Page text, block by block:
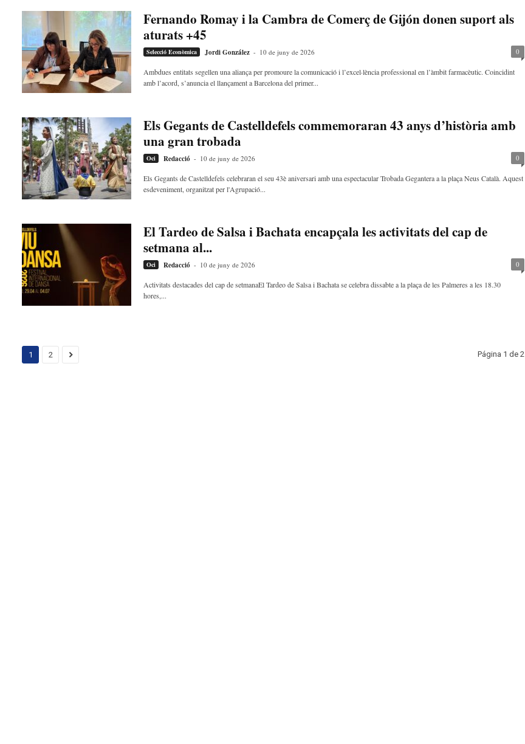
Fernando Romay i la Cambra de Comerç de Gijón donen suport als
aturats +45
Selecció Econòmica Jordi González - 10 de juny de 2026 0
Ambdues entitats segellen una aliança per promoure la comunicació i l’excel·lència professional en l’àmbit farmacèutic. Coincidint
amb l’acord, s’anuncia el llançament a Barcelona del primer...
Els Gegants de Castelldefels commemoraran 43 anys d’història amb
una gran trobada
Oci Redacció - 10 de juny de 2026 0
Els Gegants de Castelldefels celebraran el seu 43è aniversari amb una espectacular Trobada Gegantera a la plaça Neus Català. Aquest
esdeveniment, organitzat per l'Agrupació...
El Tardeo de Salsa i Bachata encapçala les activitats del cap de
setmana al...
Oci Redacció - 10 de juny de 2026 0
Activitats destacades del cap de setmanaEl Tardeo de Salsa i Bachata se celebra dissabte a la plaça de les Palmeres a les 18.30
hores,...
1 2 Página 1 de 2